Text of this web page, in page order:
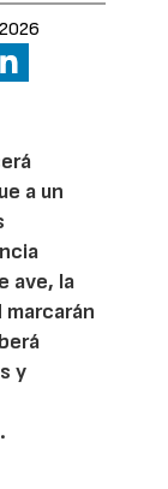
a un
ave, la
y